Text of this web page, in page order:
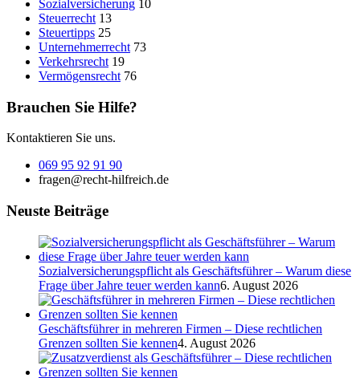
Sozialversicherung 10
Steuerrecht 13
Steuertipps 25
Unternehmerrecht 73
Verkehrsrecht 19
Vermögensrecht 76
Brauchen Sie Hilfe?
Kontaktieren Sie uns.
069 95 92 91 90
fragen@recht-hilfreich.de
Neuste Beiträge
Sozialversicherungspflicht als Geschäftsführer – Warum diese
Frage über Jahre teuer werden kann6. August 2026
Geschäftsführer in mehreren Firmen – Diese rechtlichen
Grenzen sollten Sie kennen4. August 2026